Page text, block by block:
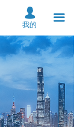
끀
넙
我的